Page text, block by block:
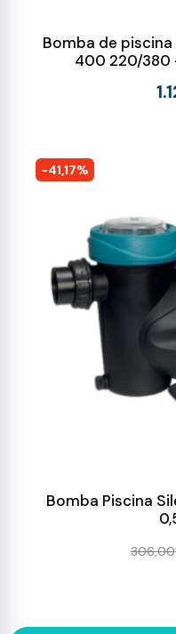
Bomba de
400 220/380
-41,17%
Bomba Piscina